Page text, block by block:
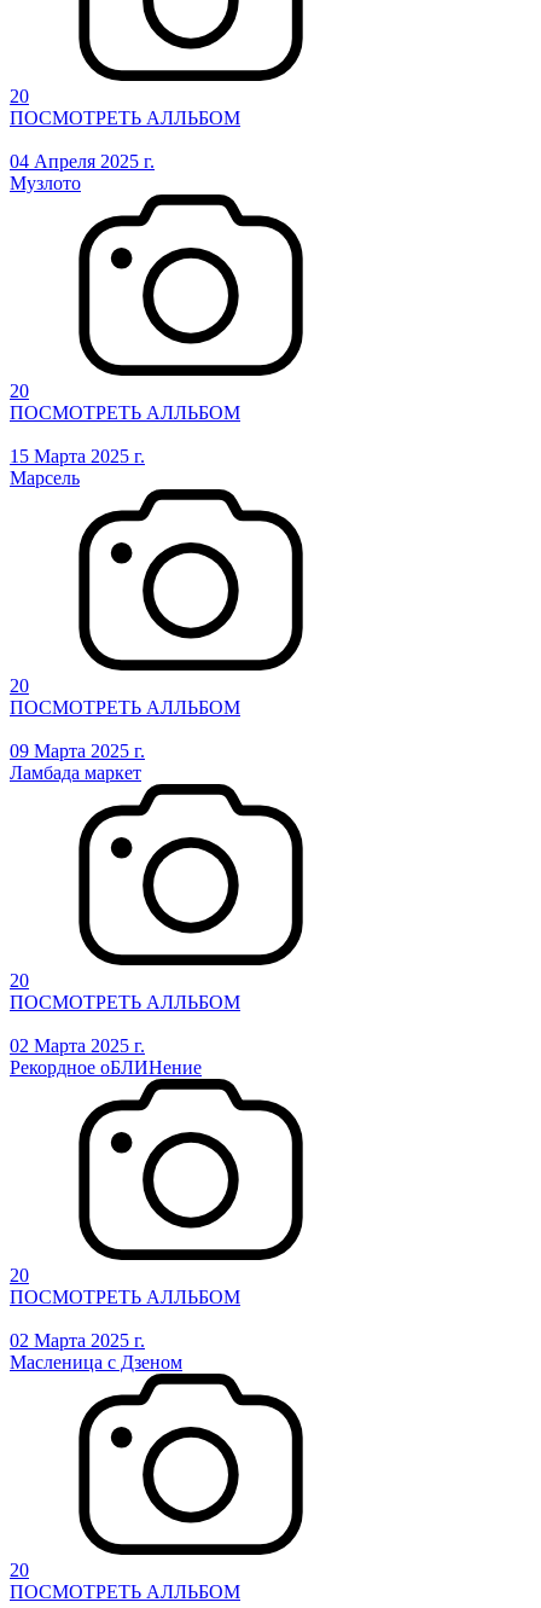
20
ПОСМОТРЕТЬ АЛЛЬБОМ
04 Апреля 2025 г.
Музлото
20
ПОСМОТРЕТЬ АЛЛЬБОМ
15 Марта 2025 г.
Марсель
20
ПОСМОТРЕТЬ АЛЛЬБОМ
09 Марта 2025 г.
Ламбада маркет
20
ПОСМОТРЕТЬ АЛЛЬБОМ
02 Марта 2025 г.
Рекордное оБЛИНение
20
ПОСМОТРЕТЬ АЛЛЬБОМ
02 Марта 2025 г.
Масленица с Дзеном
20
ПОСМОТРЕТЬ АЛЛЬБОМ